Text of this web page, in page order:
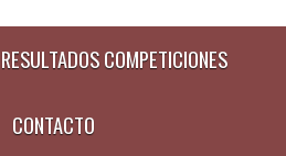
RESULTADOS COMPETICIONES
CONTACTO